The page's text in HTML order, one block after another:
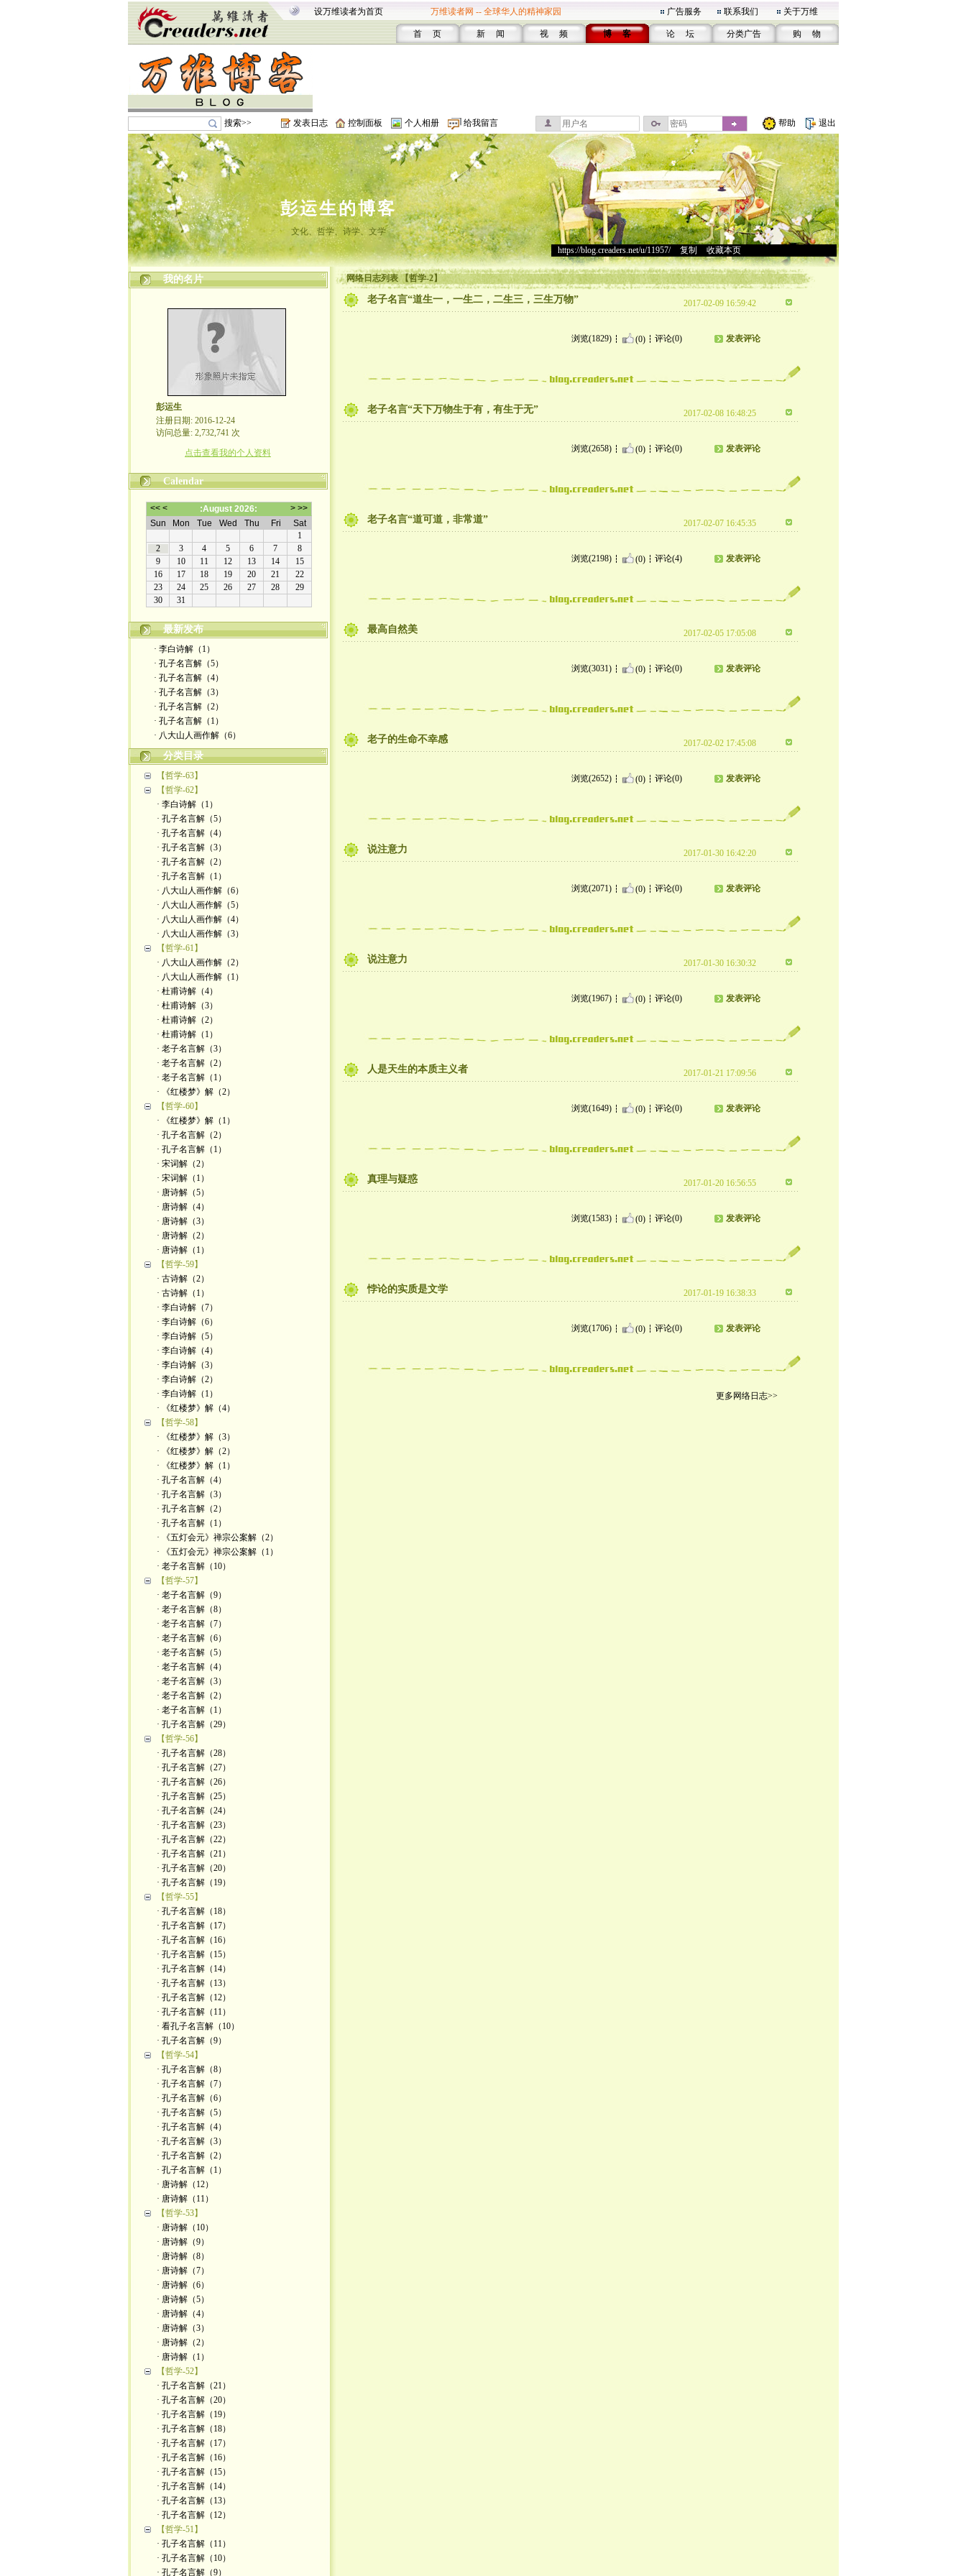
设万维读者为首页 万维读者网 -- 全球华人的精神家园 广告服务 联系我们 关于万维
首 页 新 闻 视 频 博 客 论 坛 分类广告 购 物
搜索>> 发表日志 控制面板 个人相册 给我留言 帮助 退出
彭运生的博客
文化、哲学、诗学、文学
https://blog.creaders.net/u/11957/> 复制 收藏本页
我的名片
彭运生
注册日期: 2016-12-24
访问总量: 2,732,741 次
点击查看我的个人资料
Calendar
最新发布
· 李白诗解（1）
· 孔子名言解（5）
· 孔子名言解（4）
· 孔子名言解（3）
· 孔子名言解（2）
· 孔子名言解（1）
· 八大山人画作解（6）
分类目录
【哲学-63】
【哲学-62】
· 李白诗解（1）
· 孔子名言解（5）
· 孔子名言解（4）
· 孔子名言解（3）
· 孔子名言解（2）
· 孔子名言解（1）
· 八大山人画作解（6）
· 八大山人画作解（5）
· 八大山人画作解（4）
· 八大山人画作解（3）
【哲学-61】
· 八大山人画作解（2）
· 八大山人画作解（1）
· 杜甫诗解（4）
· 杜甫诗解（3）
· 杜甫诗解（2）
· 杜甫诗解（1）
· 老子名言解（3）
· 老子名言解（2）
· 老子名言解（1）
· 《红楼梦》解（2）
【哲学-60】
· 《红楼梦》解（1）
· 孔子名言解（2）
· 孔子名言解（1）
· 宋词解（2）
· 宋词解（1）
· 唐诗解（5）
· 唐诗解（4）
· 唐诗解（3）
· 唐诗解（2）
· 唐诗解（1）
【哲学-59】
· 古诗解（2）
· 古诗解（1）
· 李白诗解（7）
· 李白诗解（6）
· 李白诗解（5）
· 李白诗解（4）
· 李白诗解（3）
· 李白诗解（2）
· 李白诗解（1）
· 《红楼梦》解（4）
【哲学-58】
· 《红楼梦》解（3）
· 《红楼梦》解（2）
· 《红楼梦》解（1）
· 孔子名言解（4）
· 孔子名言解（3）
· 孔子名言解（2）
· 孔子名言解（1）
· 《五灯会元》禅宗公案解（2）
· 《五灯会元》禅宗公案解（1）
· 老子名言解（10）
【哲学-57】
· 老子名言解（9）
· 老子名言解（8）
· 老子名言解（7）
· 老子名言解（6）
· 老子名言解（5）
· 老子名言解（4）
· 老子名言解（3）
· 老子名言解（2）
· 老子名言解（1）
· 孔子名言解（29）
【哲学-56】
· 孔子名言解（28）
· 孔子名言解（27）
· 孔子名言解（26）
· 孔子名言解（25）
· 孔子名言解（24）
· 孔子名言解（23）
· 孔子名言解（22）
· 孔子名言解（21）
· 孔子名言解（20）
· 孔子名言解（19）
【哲学-55】
· 孔子名言解（18）
· 孔子名言解（17）
· 孔子名言解（16）
· 孔子名言解（15）
· 孔子名言解（14）
· 孔子名言解（13）
· 孔子名言解（12）
· 孔子名言解（11）
· 看孔子名言解（10）
· 孔子名言解（9）
【哲学-54】
· 孔子名言解（8）
· 孔子名言解（7）
· 孔子名言解（6）
· 孔子名言解（5）
· 孔子名言解（4）
· 孔子名言解（3）
· 孔子名言解（2）
· 孔子名言解（1）
· 唐诗解（12）
· 唐诗解（11）
【哲学-53】
· 唐诗解（10）
· 唐诗解（9）
· 唐诗解（8）
· 唐诗解（7）
· 唐诗解（6）
· 唐诗解（5）
· 唐诗解（4）
· 唐诗解（3）
· 唐诗解（2）
· 唐诗解（1）
【哲学-52】
· 孔子名言解（21）
· 孔子名言解（20）
· 孔子名言解（19）
· 孔子名言解（18）
· 孔子名言解（17）
· 孔子名言解（16）
· 孔子名言解（15）
· 孔子名言解（14）
· 孔子名言解（13）
· 孔子名言解（12）
【哲学-51】
· 孔子名言解（11）
· 孔子名言解（10）
· 孔子名言解（9）
网络日志列表 【哲学-2】
老子名言“道生一，一生二，二生三，三生万物” 2017-02-09 16:59:42
浏览(1829) (0) 评论(0) 发表评论
老子名言“天下万物生于有，有生于无” 2017-02-08 16:48:25
浏览(2658) (0) 评论(0) 发表评论
老子名言“道可道，非常道” 2017-02-07 16:45:35
浏览(2198) (0) 评论(4) 发表评论
最高自然美 2017-02-05 17:05:08
浏览(3031) (0) 评论(0) 发表评论
老子的生命不幸感 2017-02-02 17:45:08
浏览(2652) (0) 评论(0) 发表评论
说注意力 2017-01-30 16:42:20
浏览(2071) (0) 评论(0) 发表评论
说注意力 2017-01-30 16:30:32
浏览(1967) (0) 评论(0) 发表评论
人是天生的本质主义者 2017-01-21 17:09:56
浏览(1649) (0) 评论(0) 发表评论
真理与疑惑 2017-01-20 16:56:55
浏览(1583) (0) 评论(0) 发表评论
悖论的实质是文学 2017-01-19 16:38:33
浏览(1706) (0) 评论(0) 发表评论
更多网络日志>>